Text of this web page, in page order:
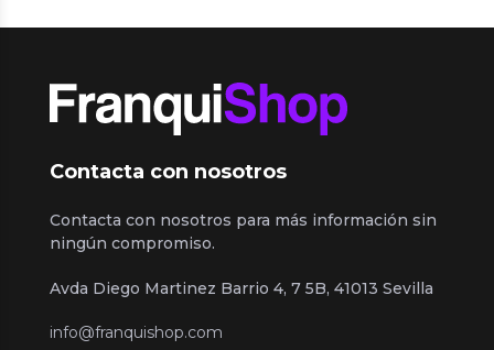
Contacta con nosotros
Contacta con nosotros para más información sin
ningún compromiso.
Avda Diego Martinez Barrio 4, 7 5B, 41013 Sevilla
info@franquishop.com